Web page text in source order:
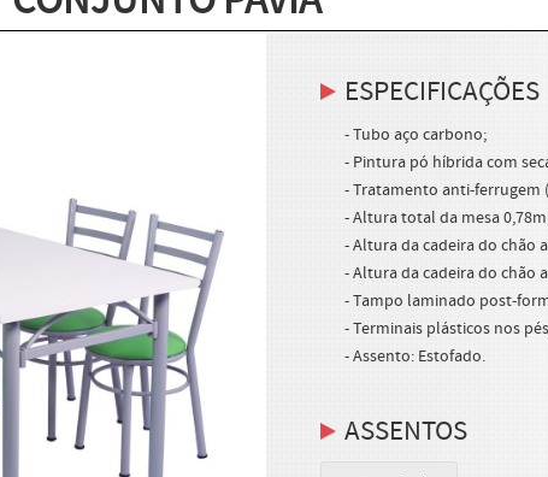
ESPECIFICAÇÕES
- Tubo aço carbono;
- Pintura pó híbrida com
- Tratamento anti-ferrugem
- Altura total da mesa
- Altura da cadeira do chão
- Altura da cadeira do chão
- Tampo laminado post-
- Terminais plásticos nos
- Assento: Estofado.
ASSENTOS